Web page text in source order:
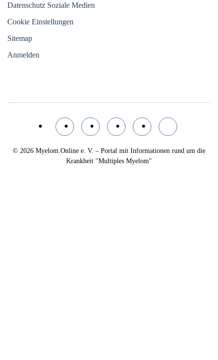
Datenschutz Soziale Medien
Cookie Einstellungen
Sitemap
Anmelden
© 2026 Myelom.Online e. V. – Portal mit Informationen rund um die
Krankheit "Multiples Myelom"